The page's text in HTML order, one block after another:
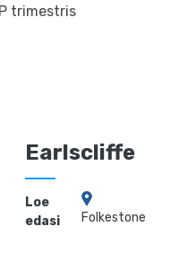
trimestris
Earlscliffe
Loe
edasi
Folkestone